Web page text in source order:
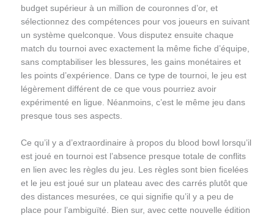
budget supérieur à un million de couronnes d’or, et
sélectionnez des compétences pour vos joueurs en suivant
un système quelconque. Vous disputez ensuite chaque
match du tournoi avec exactement la même fiche d’équipe,
sans comptabiliser les blessures, les gains monétaires et
les points d’expérience. Dans ce type de tournoi, le jeu est
légèrement différent de ce que vous pourriez avoir
expérimenté en ligue. Néanmoins, c’est le même jeu dans
presque tous ses aspects.
Ce qu’il y a d’extraordinaire à propos du blood bowl lorsqu’il
est joué en tournoi est l’absence presque totale de conflits
en lien avec les règles du jeu. Les règles sont bien ficelées
et le jeu est joué sur un plateau avec des carrés plutôt que
des distances mesurées, ce qui signifie qu’il y a peu de
place pour l’ambiguïté. Bien sur, avec cette nouvelle édition